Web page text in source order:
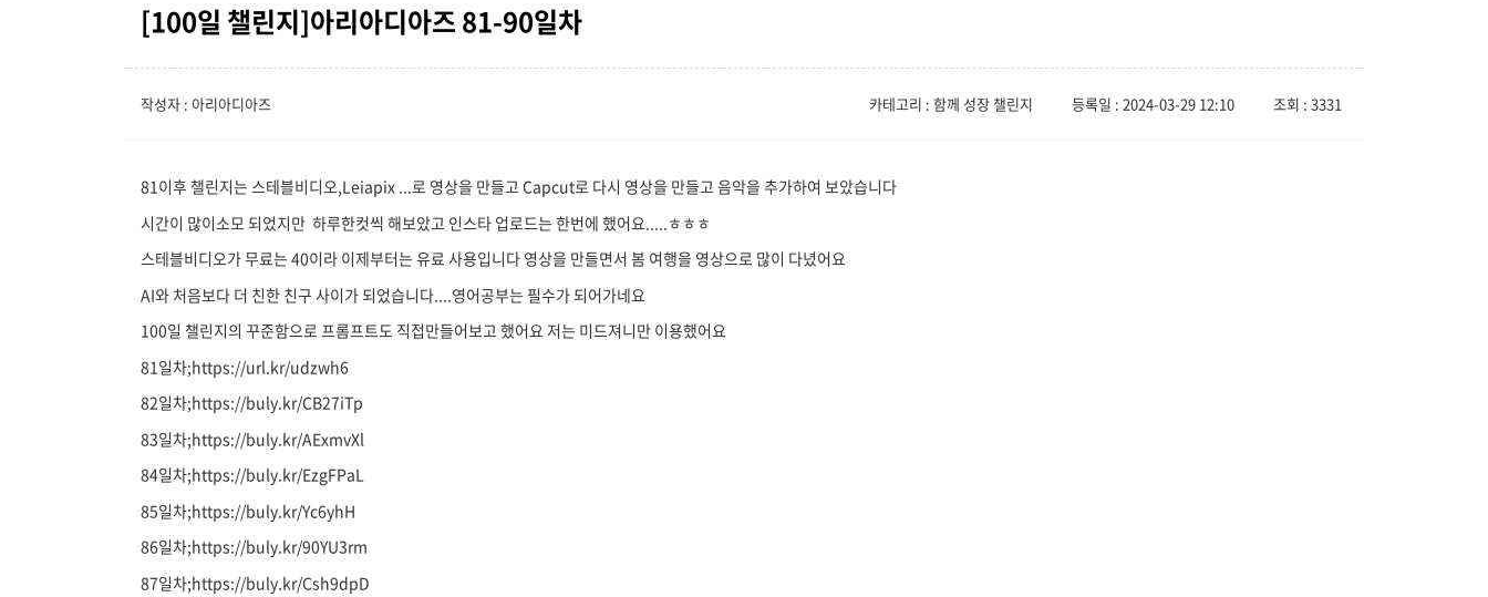
[100일 챌린지]아리아디아즈 81-90일차
조회 : 3331
등록일 : 2024-03-29 12:10
작성자 : 아리아디아즈 카테고리 : 함께 성장 챌린지
81이후 챌린지는 스테블비디오,Leiapix ...로 영상을 만들고 Capcut로 다시 영상을 만들고 음악을 추가하여 보았습니다
시간이 많이소모 되었지만 하루한컷씩 해보았고 인스타 업로드는 한번에 했어요.....ㅎㅎㅎ
스테블비디오가 무료는 40이라 이제부터는 유료 사용입니다 영상을 만들면서 봄 여행을 영상으로 많이 다녔어요
AI와 처음보다 더 친한 친구 사이가 되었습니다....영어공부는 필수가 되어가네요
100일 챌린지의 꾸준함으로 프롬프트도 직접만들어보고 했어요 저는 미드져니만 이용했어요
81일차;https://url.kr/udzwh6
82일차;https://buly.kr/CB27iTp
83일차;https://buly.kr/AExmvXl
84일차;https://buly.kr/EzgFPaL
85일차;https://buly.kr/Yc6yhH
86일차;https://buly.kr/90YU3rm
87일차;https://buly.kr/Csh9dpD